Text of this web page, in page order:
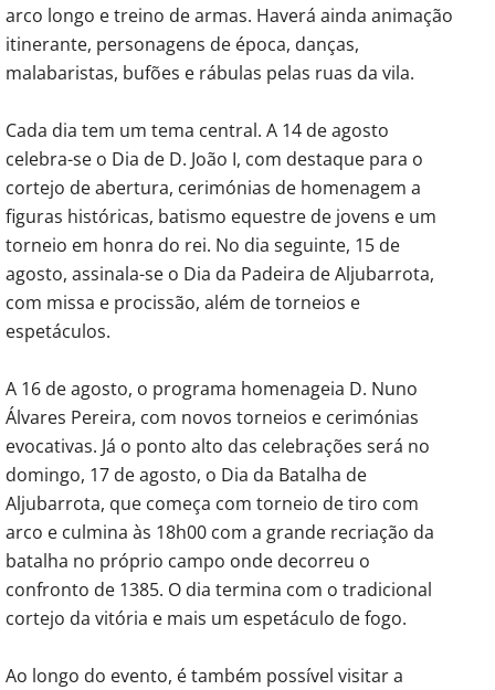
arco longo e treino de armas. Haverá ainda animação
itinerante, personagens de época, danças,
malabaristas, bufões e rábulas pelas ruas da vila.
Cada dia tem um tema central. A 14 de agosto
celebra-se o Dia de D. João I, com destaque para o
cortejo de abertura, cerimónias de homenagem a
figuras históricas, batismo equestre de jovens e um
torneio em honra do rei. No dia seguinte, 15 de
agosto, assinala-se o Dia da Padeira de Aljubarrota,
com missa e procissão, além de torneios e
espetáculos.
A 16 de agosto, o programa homenageia D. Nuno
Álvares Pereira, com novos torneios e cerimónias
evocativas. Já o ponto alto das celebrações será no
domingo, 17 de agosto, o Dia da Batalha de
Aljubarrota, que começa com torneio de tiro com
arco e culmina às 18h00 com a grande recriação da
batalha no próprio campo onde decorreu o
confronto de 1385. O dia termina com o tradicional
cortejo da vitória e mais um espetáculo de fogo.
Ao longo do evento, é também possível visitar a